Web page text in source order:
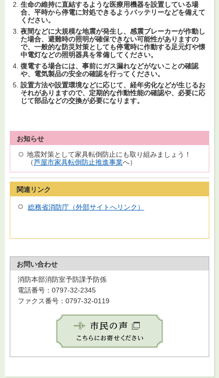
生命の維持に直結するような医療用機器を設置している場
合、平時から停電に対処できるようバッテリーなどを備えて
ください。
夜間などに大規模な地震が発生し、感震ブレーカーが作動し
た場合、避難時の照明が確保できない可能性がありますの
で、一般的な防災対策としても停電時に作動する足元灯や懐
中電灯などの照明器具を常備してください。
復電する場合には、事前にガス漏れなどがないことの確認
や、電気製品の安全の確認を行ってください。
設置方法や設置環境などに応じて、経年劣化などが生じるお
それがありますので、定期的な作動性能の確認や、必要に応
じて部品などの交換が必要になります。
お知らせ
地震対策として家具転倒防止にも取り組みましょう！
（芦屋市家具転倒防止推進事業へ）
関連リンク
総務省消防庁（外部サイトへリンク）
お問い合わせ
消防本部消防室予防課予防係
電話番号：0797-32-2345
ファクス番号：0797-32-0119